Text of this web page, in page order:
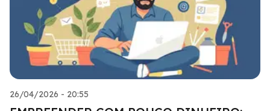
26/04/2026 - 20:55